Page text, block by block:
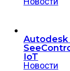
Autodesk
IoT
Новости